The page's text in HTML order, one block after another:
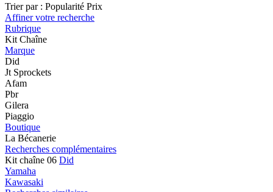
Trier par : Popularité Prix
Affiner votre recherche
Rubrique
Kit Chaîne
Marque
Did
Jt Sprockets
Afam
Pbr
Gilera
Piaggio
Boutique
La Bécanerie
Recherches complémentaires
Kit chaîne 06 Did
Yamaha
Kawasaki